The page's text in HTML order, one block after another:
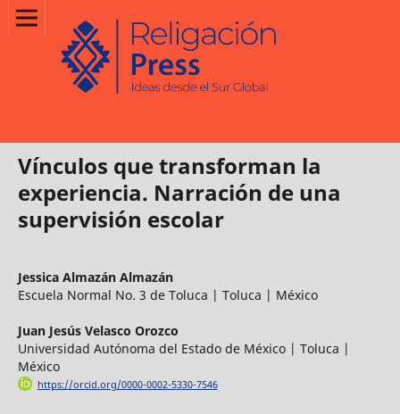
Vínculos que transforman la
experiencia. Narración de una
supervisión escolar
Jessica Almazán Almazán
Escuela Normal No. 3 de Toluca | Toluca | México
Juan Jesús Velasco Orozco
Universidad Autónoma del Estado de México | Toluca |
México
https://orcid.org/0000-0002-5330-7546